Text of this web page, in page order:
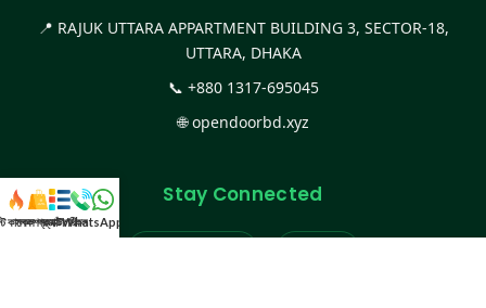
📍 RAJUK UTTARA APPARTMENT BUILDING 3, SECTOR-18,
UTTARA, DHAKA
📞 +880 1317-695045
🌐opendoorbd.xyz
Stay Connected
কালেকশন
সকল প্রডাক্টক্যাটাগরিকল
WhatsApp করুন